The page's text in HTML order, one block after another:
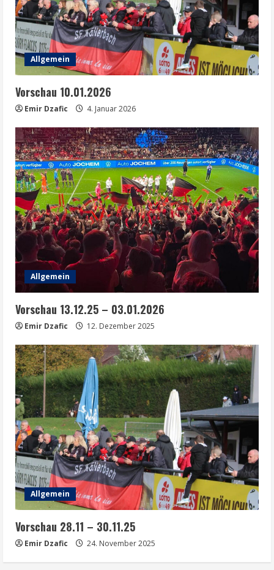
Allgemein
Vorschau 10.01.2026
Emir Dzafic 4. Januar 2026
Allgemein
Vorschau 13.12.25 – 03.01.2026
Emir Dzafic 12. Dezember 2025
Allgemein
Vorschau 28.11 – 30.11.25
Emir Dzafic 24. November 2025